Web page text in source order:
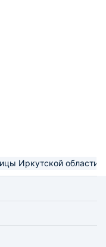
Иркутской области